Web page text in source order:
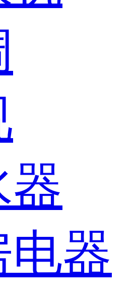
电器